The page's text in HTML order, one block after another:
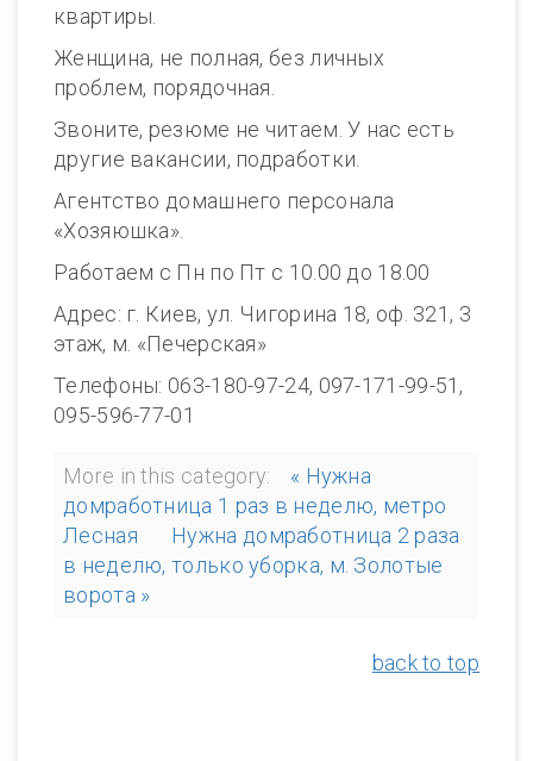
квартиры.
Женщина, не полная, без личных
проблем, порядочная.
Звоните, резюме не читаем. У нас есть
другие вакансии, подработки.
Агентство домашнего персонала
«Хозяюшка».
Работаем с Пн по Пт с 10.00 до 18.00
Адрес: г. Киев, ул. Чигорина 18, оф. 321, 3
этаж, м. «Печерская»
Телефоны: 063-180-97-24, 097-171-99-51,
095-596-77-01
More in this category:
« Нужна
домработница 1 раз в неделю, метро
Лесная
Нужна домработница 2 раза
в неделю, только уборка, м. Золотые
ворота »
back to top